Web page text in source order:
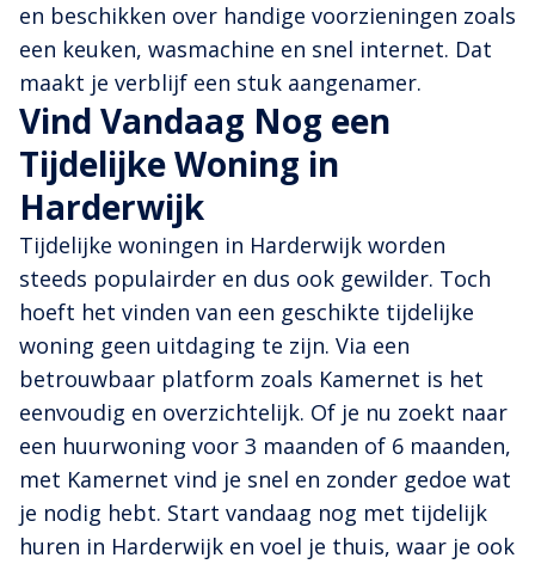
en beschikken over handige voorzieningen zoals
een keuken, wasmachine en snel internet. Dat
maakt je verblijf een stuk aangenamer.
Vind Vandaag Nog een
Tijdelijke Woning in
Harderwijk
Tijdelijke woningen in Harderwijk worden
steeds populairder en dus ook gewilder. Toch
hoeft het vinden van een geschikte tijdelijke
woning geen uitdaging te zijn. Via een
betrouwbaar platform zoals Kamernet is het
eenvoudig en overzichtelijk. Of je nu zoekt naar
een huurwoning voor 3 maanden of 6 maanden,
met Kamernet vind je snel en zonder gedoe wat
je nodig hebt. Start vandaag nog met tijdelijk
huren in Harderwijk en voel je thuis, waar je ook